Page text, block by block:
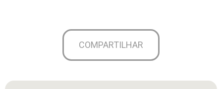
COMPARTILHAR